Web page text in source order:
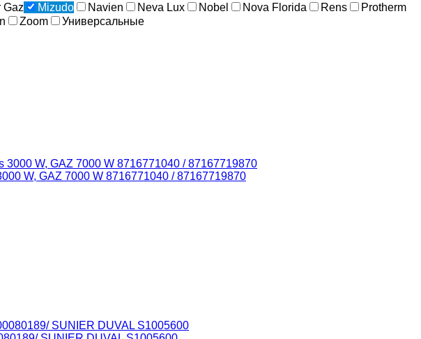
Gaz Mizudо Navien Neva Lux Nobel Nova Florida Rens
Protherm
Zoom
Универсальные
W, GAZ 7000 W 8716771040 / 87167719870